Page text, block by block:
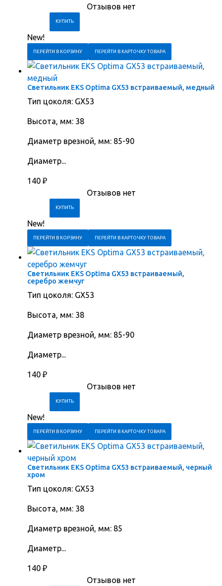
Отзывов нет
New!
ПЕРЕЙТИ В КОРЗИНУ ПЕРЕЙТИ В КАРТОЧКУ ТОВАРА
Светильник EKS Optima GX53 встраиваемый, медный
Тип цоколя: GX53
Высота, мм: 38
Диаметр врезной, мм: 85-90
Диаметр...
140 ₽
Отзывов нет
New!
ПЕРЕЙТИ В КОРЗИНУ ПЕРЕЙТИ В КАРТОЧКУ ТОВАРА
Светильник EKS Optima GX53 встраиваемый,
серебро жемчуг
Тип цоколя: GX53
Высота, мм: 38
Диаметр врезной, мм: 85-90
Диаметр...
140 ₽
Отзывов нет
New!
ПЕРЕЙТИ В КОРЗИНУ ПЕРЕЙТИ В КАРТОЧКУ ТОВАРА
Светильник EKS Optima GX53 встраиваемый, черный
хром
Тип цоколя: GX53
Высота, мм: 38
Диаметр врезной, мм: 85
Диаметр...
140 ₽
Отзывов нет